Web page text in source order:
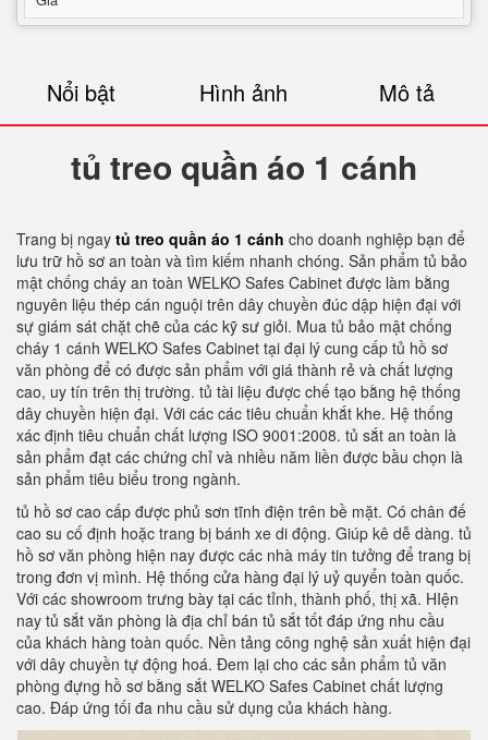
Nổi bật Hình ảnh Mô tả
tủ treo quần áo 1 cánh
Trang bị ngay tủ treo quần áo 1 cánh cho doanh nghiệp bạn để
lưu trữ hồ sơ an toàn và tìm kiếm nhanh chóng. Sản phẩm tủ bảo
mật chống cháy an toàn WELKO Safes Cabinet được làm bằng
nguyên liệu thép cán nguội trên dây chuyền đúc dập hiện đại với
sự giám sát chặt chẽ của các kỹ sư giỏi. Mua tủ bảo mật chống
cháy 1 cánh WELKO Safes Cabinet tại đại lý cung cấp tủ hồ sơ
văn phòng để có được sản phẩm với giá thành rẻ và chất lượng
cao, uy tín trên thị trường. tủ tài liệu được chế tạo bằng hệ thống
dây chuyền hiện đại. Với các các tiêu chuẩn khắt khe. Hệ thống
xác định tiêu chuẩn chất lượng ISO 9001:2008. tủ sắt an toàn là
sản phẩm đạt các chứng chỉ và nhiều năm liền được bầu chọn là
sản phẩm tiêu biểu trong ngành.
tủ hồ sơ cao cấp được phủ sơn tĩnh điện trên bề mặt. Có chân đế
cao su cố định hoặc trang bị bánh xe di động. Giúp kê dễ dàng. tủ
hồ sơ văn phòng hiện nay được các nhà máy tin tưởng để trang bị
trong đơn vị mình. Hệ thống cửa hàng đại lý uỷ quyển toàn quốc.
Với các showroom trưng bày tại các tỉnh, thành phố, thị xã. HIện
nay tủ sắt văn phòng là địa chỉ bán tủ sắt tốt đáp ứng nhu cầu
của khách hàng toàn quốc. Nền tảng công nghệ sản xuất hiện đại
với dây chuyền tự động hoá. Đem lại cho các sản phẩm tủ văn
phòng đựng hồ sơ bằng sắt WELKO Safes Cabinet chất lượng
cao. Đáp ứng tối đa nhu cầu sử dụng của khách hàng.